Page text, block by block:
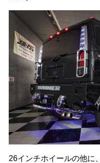
26インチホイールの他に